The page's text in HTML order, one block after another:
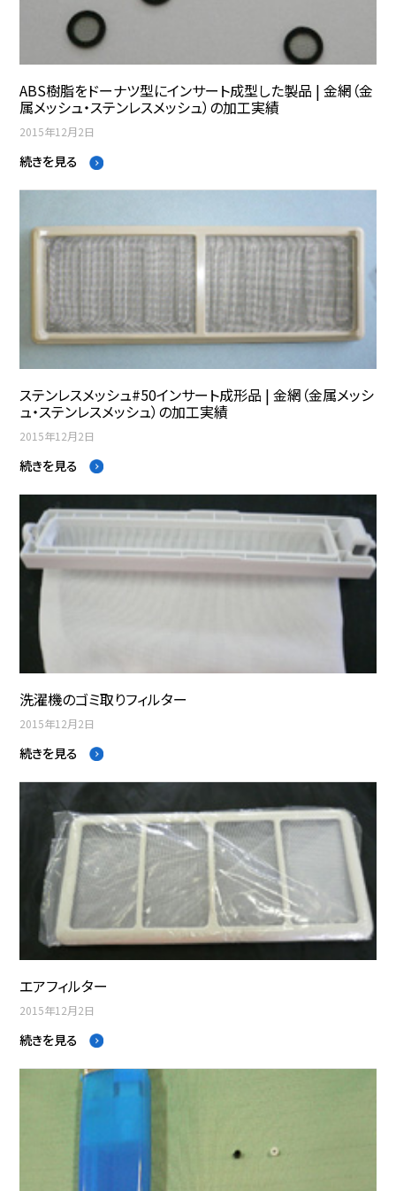
ABS樹脂をドーナツ型にインサート成型した製品 | 金網（金
属メッシュ・ステンレスメッシュ）の加工実績
2015年12月2日
続きを見る
ステンレスメッシュ#50インサート成形品 | 金網（金属メッシ
ュ・ステンレスメッシュ）の加工実績
2015年12月2日
続きを見る
洗濯機のゴミ取りフィルター
2015年12月2日
続きを見る
エアフィルター
2015年12月2日
続きを見る